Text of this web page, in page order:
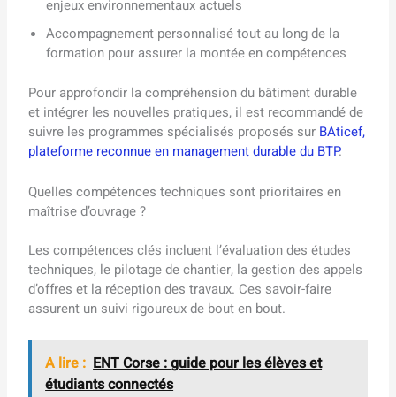
enjeux environnementaux actuels
Accompagnement personnalisé tout au long de la
formation pour assurer la montée en compétences
Pour approfondir la compréhension du bâtiment durable
et intégrer les nouvelles pratiques, il est recommandé de
suivre les programmes spécialisés proposés sur BAticef,
plateforme reconnue en management durable du BTP.
Quelles compétences techniques sont prioritaires en
maîtrise d’ouvrage ?
Les compétences clés incluent l’évaluation des études
techniques, le pilotage de chantier, la gestion des appels
d’offres et la réception des travaux. Ces savoir-faire
assurent un suivi rigoureux de bout en bout.
A lire : ENT Corse : guide pour les élèves et
étudiants connectés